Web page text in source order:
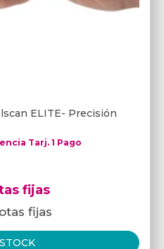
ELITE- Precisión
Tarj. 1 Pago
fijas
fijas